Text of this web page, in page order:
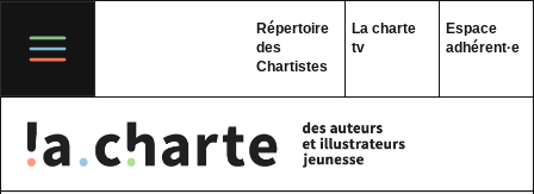
content
Répertoire
des
Chartistes
La charte
tv
Espace
adhérent·e